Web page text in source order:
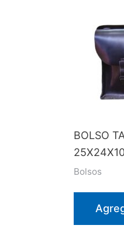
BOLSO
Bolsos